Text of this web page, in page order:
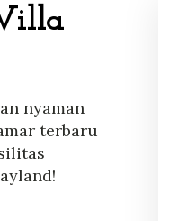
nyaman
terbaru